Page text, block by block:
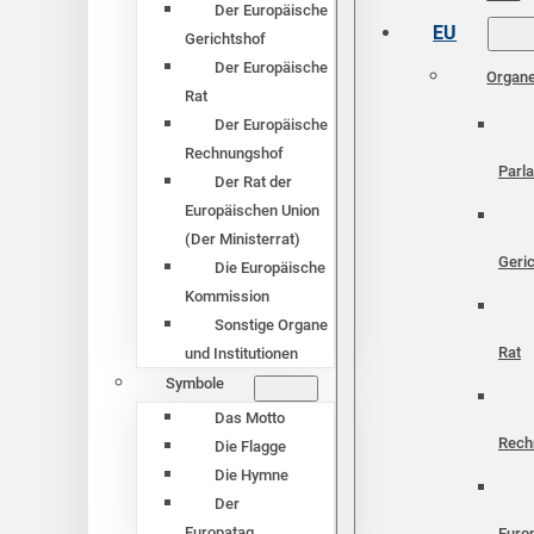
Der Europäische
Gerichtshof
Der Europäische
Rat
Der Europäische
Rechnungshof
Der Rat der
Europäischen Union
(Der Ministerrat)
Die Europäische
Kommission
Sonstige Organe
und Institutionen
Symbole
Das Motto
Die Flagge
Die Hymne
Der
EU
Rat